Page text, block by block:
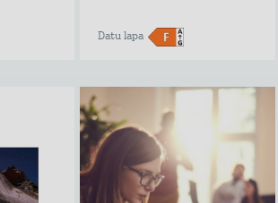
Datu lapa
Viens rūteris un
internets visiem
Lieto rūteri visur,
kur rozete!